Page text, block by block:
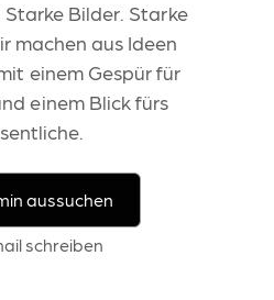
SEO, Ladegeschwindigkeit,
Optimales Erlebnis
Barrierefreiheit,
Einfache Pflege
Unser extrem einfacher
Höchste Sicherheit
Rechtstexte, Zertifikate &
Fotografie &
Starke Bilder. Starke
machen aus Ideen
einem Gespür für
einem Blick fürs
aussuchen
schreiben